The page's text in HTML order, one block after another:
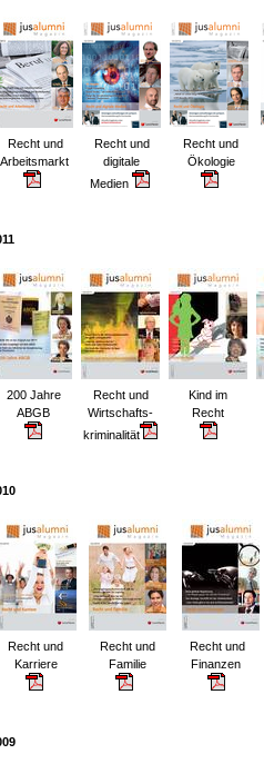
Recht und
Arbeitsmarkt
Recht und
digitale
Medien
Recht und
Ökologie
200 Jahre
ABGB
Recht und
Wirtschafts-
kriminalität
Kind im
Recht
Recht und
Karriere
Recht und
Familie
Recht und
Finanzen